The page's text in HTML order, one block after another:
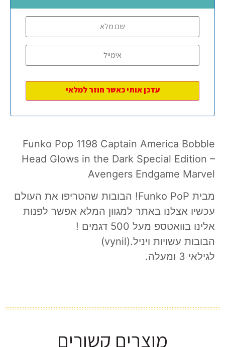
Funko Pop 1198 Captain America Bobble
Head Glows in the Dark Special Edition –
Avengers Endgame Marvel
מבית Funko PoP! הבובות שהטריפו את העולם
עכשיו אצלנו באתר למגוון המלא אפשר לפנות
אלינו בוואטספ מעל 500 דגמים !
הבובות עשויות ויניל.(vynil)
לגילאי 3 ומעלה.
מוצרים קשורים